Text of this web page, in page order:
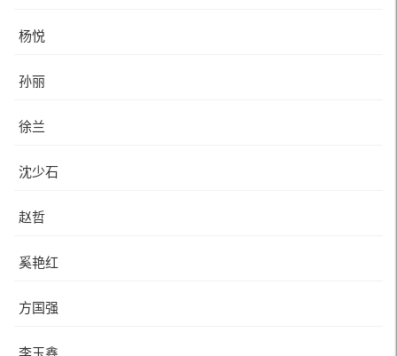
杨悦
孙丽
徐兰
沈少石
赵哲
奚艳红
方国强
李玉鑫